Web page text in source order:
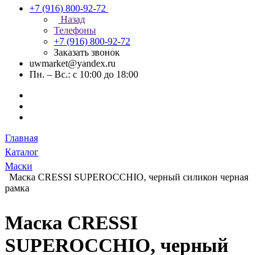
+7 (916) 800-92-72
Назад
Телефоны
+7 (916) 800-92-72
Заказать звонок
uwmarket@yandex.ru
Пн. – Вс.: с 10:00 до 18:00
Главная
Каталог
Маски
Маска CRESSI SUPEROCCHIO, черный силикон черная
рамка
Маска CRESSI
SUPEROCCHIO, черный